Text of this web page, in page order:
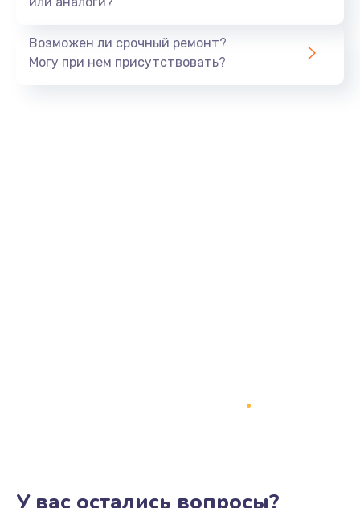
550 руб.
Не включается
Возможен ли срочный ремонт?
Могу при нем присутствовать?
У вас остались вопросы?